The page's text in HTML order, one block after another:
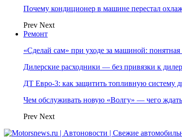
Почему кондиционер в машине перестал
Prev Next
Ремонт
«Сделай сам» при уходе за машиной: понятная
Дилерские расходники — без привязки к
ДТ Евро-3: как защитить топливную систему
Чем обслуживать новую «Волгу» — чего
Prev Next